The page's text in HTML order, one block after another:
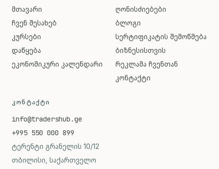
მთავარი
ჩვენ შესახებ
კურსები
დაწყება
ეკონომიკური კალენდარი
ღონისძიებები
ბლოგი
სერტიფიკატის შემოწმება
ბიზნესისთვის
რეკლამა ჩვენთან
კონტაქტი
ᲙᲝᲜᲢᲐᲥᲢᲘ
info@tradershub.ge
+995 550 000 899
ტერენტი გრანელის 10/12
თბილისი, საქართველო